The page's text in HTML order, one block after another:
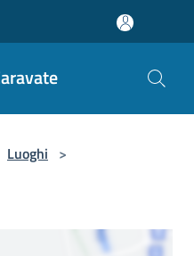
Luoghi >